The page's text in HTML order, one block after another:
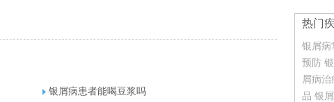
银屑病患者能喝豆浆吗
热门
银屑病
预防
屑病治
品 银